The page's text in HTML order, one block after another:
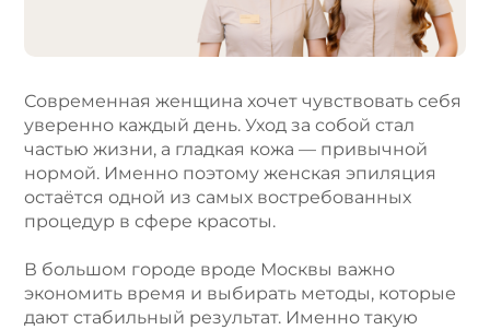
:
Современная женщина хочет чувствовать себя
уверенно каждый день. Уход за собой стал
частью жизни, а гладкая кожа — привычной
нормой. Именно поэтому женская эпиляция
остаётся одной из самых востребованных
процедур в сфере красоты.
В большом городе вроде Москвы важно
экономить время и выбирать методы, которые
дают стабильный результат. Именно такую